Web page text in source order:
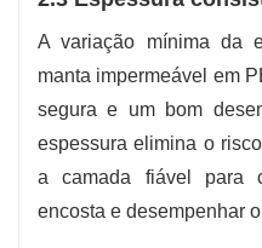
A variação mínima da
manta impermeável em
segura e um bom
espessura elimina o
a camada fiável para
encosta e desempenhar